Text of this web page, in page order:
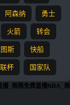
阿森纳 勇士
火箭 转会
斯 快船
杯 国家队
播_雨燕免费直播NBA_雨